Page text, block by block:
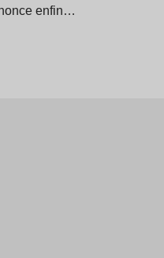
enfin…